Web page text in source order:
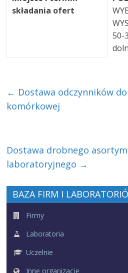
składania ofert
50-
← Dostawa odczynników
komórkowej
Dostawa drobnego
laboratoryjnego →
BAZA FIRM I
Firmy
Laboratoria
Uczelnie
Inne organizacje